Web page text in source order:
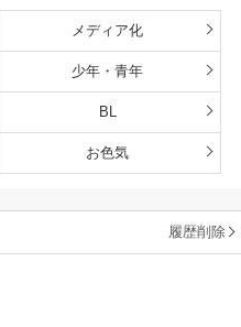
メディア化
少年・青年
BL
お色気
履歴削除